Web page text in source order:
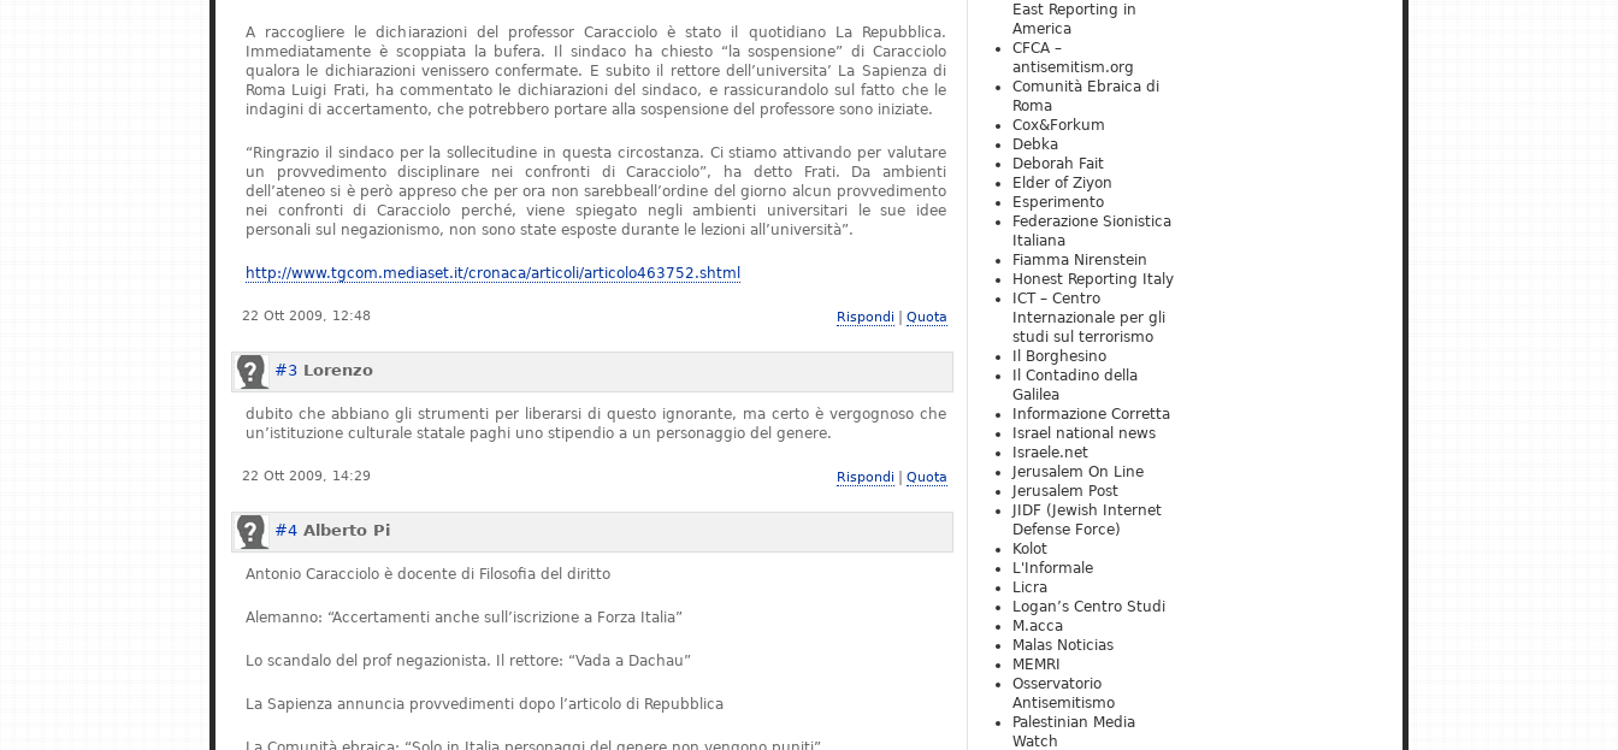
A raccogliere le dichiarazioni del professor Caracciolo è stato il quotidiano La Repubblica.
Immediatamente è scoppiata la bufera. Il sindaco ha chiesto “la sospensione” di Caracciolo
qualora le dichiarazioni venissero confermate. E subito il rettore dell’universita’ La Sapienza di
Roma Luigi Frati, ha commentato le dichiarazioni del sindaco, e rassicurandolo sul fatto che le
indagini di accertamento, che potrebbero portare alla sospensione del professore sono iniziate.
“Ringrazio il sindaco per la sollecitudine in questa circostanza. Ci stiamo attivando per valutare
un provvedimento disciplinare nei confronti di Caracciolo”, ha detto Frati. Da ambienti
dell’ateneo si è però appreso che per ora non sarebbeall’ordine del giorno alcun provvedimento
nei confronti di Caracciolo perché, viene spiegato negli ambienti universitari le sue idee
personali sul negazionismo, non sono state esposte durante le lezioni all’università”.
http://www.tgcom.mediaset.it/cronaca/articoli/articolo463752.shtml
22 Ott 2009, 12:48 Rispondi Quota
#3 Lorenzo
dubito che abbiano gli strumenti per liberarsi di questo ignorante, ma certo è vergognoso che
un’istituzione culturale statale paghi uno stipendio a un personaggio del genere.
22 Ott 2009, 14:29 Rispondi Quota
#4 Alberto Pi
Antonio Caracciolo è docente di Filosofia del diritto
Alemanno: “Accertamenti anche sull’iscrizione a Forza Italia”
Lo scandalo del prof negazionista. Il rettore: “Vada a Dachau”
La Sapienza annuncia provvedimenti dopo l’articolo di Repubblica
East Reporting in
America
CFCA –
antisemitism.org
Comunità Ebraica di
Roma
Cox&Forkum
Debka
Deborah Fait
Elder of Ziyon
Esperimento
Federazione Sionistica
Italiana
Fiamma Nirenstein
Honest Reporting Italy
ICT – Centro
Internazionale per gli
studi sul terrorismo
Il Borghesino
Il Contadino della
Galilea
Informazione Corretta
Israel national news
Israele.net
Jerusalem On Line
Jerusalem Post
JIDF (Jewish Internet
Defense Force)
Kolot
L'Informale
Licra
Logan’s Centro Studi
M.acca
Malas Noticias
MEMRI
Osservatorio
Antisemitismo
Palestinian Media
Watch